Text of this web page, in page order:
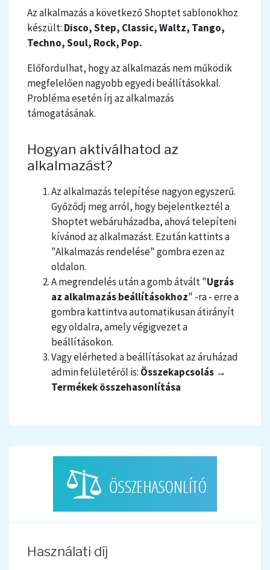
Az alkalmazás a következő Shoptet sablonokhoz
készült: Disco, Step, Classic, Waltz, Tango,
Techno, Soul, Rock, Pop.
Előfordulhat, hogy az alkalmazás nem működik
megfelelően nagyobb egyedi beállításokkal.
Probléma esetén írj az alkalmazás
támogatásának.
Hogyan aktiválhatod az
alkalmazást?
Az alkalmazás telepítése nagyon egyszerű.
Győződj meg arról, hogy bejelentkeztél a
Shoptet webáruházadba, ahová telepíteni
kívánod az alkalmazást. Ezután kattints a
"Alkalmazás rendelése" gombra ezen az
oldalon.
A megrendelés után a gomb átvált "Ugrás
az alkalmazás beállításokhoz" -ra - erre a
gombra kattintva automatikusan átirányít
egy oldalra, amely végigvezet a
beállításokon.
Vagy elérheted a beállításokat az áruházad
admin felületéről is: Összekapcsolás →
Termékek összehasonlítása
Használati díj